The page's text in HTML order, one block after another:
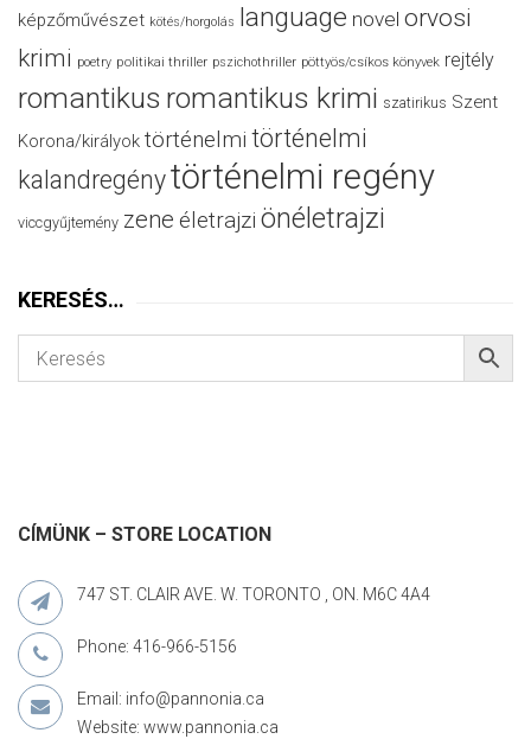
képzőművészet kötés/horgolás language novel orvosi
krimi poetry politikai thriller pszichothriller pöttyös/csíkos könyvek rejtély
romantikus romantikus krimi szatirikus Szent
Korona/királyok történelmi történelmi
kalandregénytörténelmi regény
viccgyűjtemény zene életrajzi önéletrajzi
KERESÉS…
CÍMÜNK – STORE LOCATION
747 ST. CLAIR AVE. W. TORONTO , ON. M6C 4A4
Phone: 416-966-5156
Email: info@pannonia.ca
Website: www.pannonia.ca